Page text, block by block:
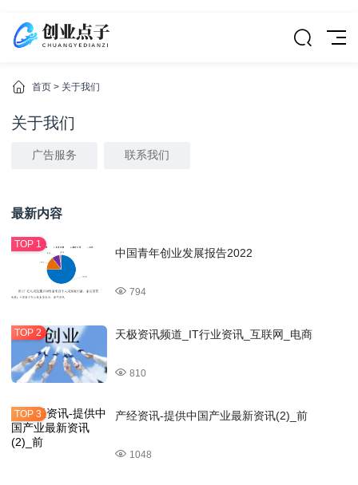
首页 > 关于我们
关于我们
广告服务 联系我们
最新内容
中国青年创业发展报告2022
794
天极资讯频道_IT行业资讯_互联网_电商
810
产经资讯-提供中国产业最新资讯(2)_前
1048